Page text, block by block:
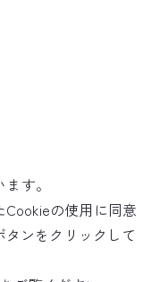
す。
の使用に同意
ンをクリックして